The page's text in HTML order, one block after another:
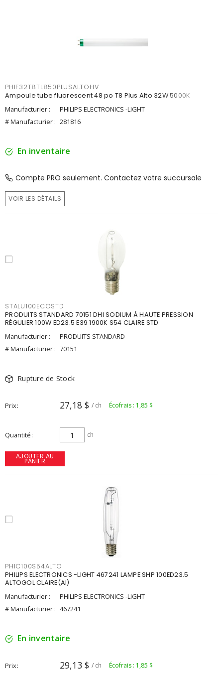
PHIF32T8TL850PLUSALTOHV
Ampoule tube fluorescent 48 po T8 Plus Alto 32W 5000K
Manufacturier :
PHILIPS ELECTRONICS -LIGHT
# Manufacturier : 281816
En inventaire
Compte PRO seulement. Contactez votre succursale
VOIR LES DÉTAILS
STALU100ECOSTD
PRODUITS STANDARD 70151 DHI SODIUM À HAUTE PRESSION
RÉGULIER 100W ED23.5 E39 1900K S54 CLAIRE STD
Manufacturier :
PRODUITS STANDARD
# Manufacturier : 70151
Rupture de Stock
Prix 27,18 $ / ch Écofrais : 1,85 $
Quantité ch
AJOUTER AU
PANIER
PHIC100S54ALTO
PHILIPS ELECTRONICS -LIGHT 467241 LAMPE SHP 100ED23.5
ALTOGOL CLAIRE(AI)
Manufacturier :
PHILIPS ELECTRONICS -LIGHT
# Manufacturier : 467241
En inventaire
Prix 29,13 $ / ch Écofrais : 1,85 $